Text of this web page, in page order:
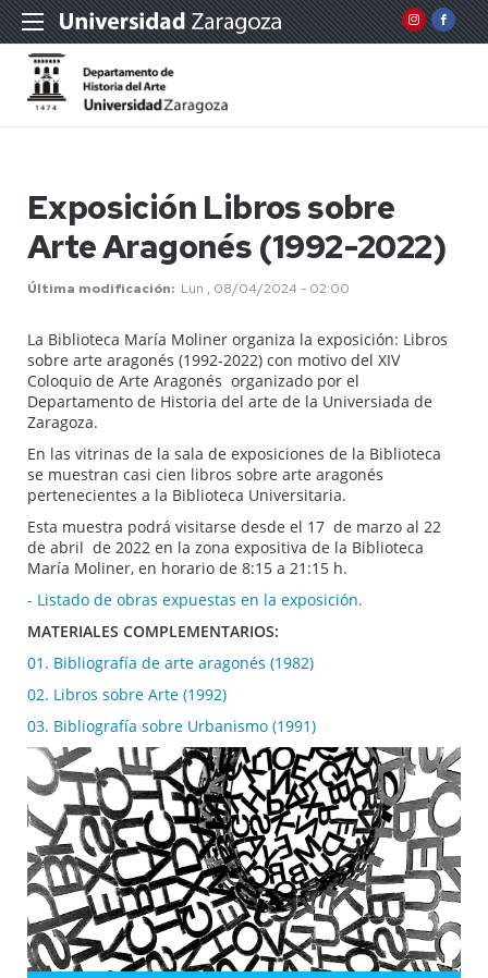
Exposición Libros sobre
Arte Aragonés (1992-2022)
Última modificación Lun , 08/04/2024 - 02:00
La Biblioteca María Moliner organiza la exposición: Libros
sobre arte aragonés (1992-2022) con motivo del XIV
Coloquio de Arte Aragonés organizado por el
Departamento de Historia del arte de la Universiada de
Zaragoza.
En las vitrinas de la sala de exposiciones de la Biblioteca
se muestran casi cien libros sobre arte aragonés
pertenecientes a la Biblioteca Universitaria.
Esta muestra podrá visitarse desde el 17 de marzo al 22
de abril de 2022 en la zona expositiva de la Biblioteca
María Moliner, en horario de 8:15 a 21:15 h.
- Listado de obras expuestas en la exposición.
MATERIALES COMPLEMENTARIOS:
01. Bibliografía de arte aragonés (1982)
02. Libros sobre Arte (1992)
03. Bibliografía sobre Urbanismo (1991)